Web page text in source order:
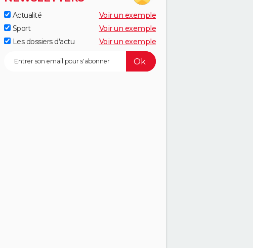
Actualité
Voir un exemple
Sport
Voir un exemple
Les dossiers d'actu
Voir un exemple